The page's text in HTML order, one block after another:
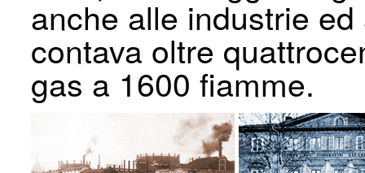
anche alle industrie
contava oltre
gas a 1600 fiamme.